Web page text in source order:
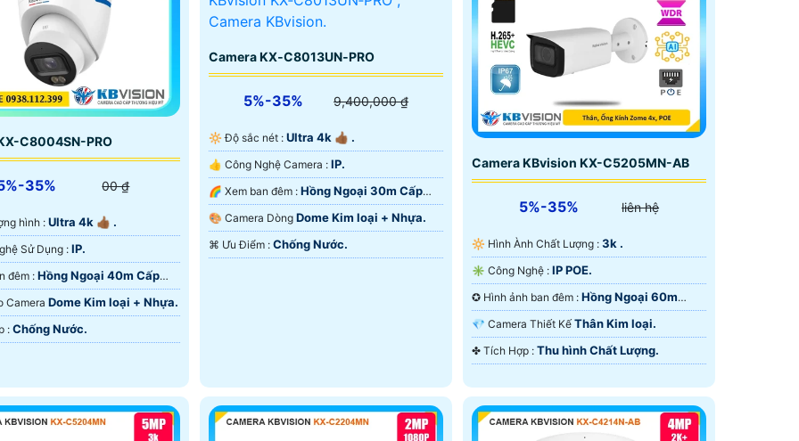
C8004SN-PRO
35% 00 ₫
hình : Ultra 4k 👍🏾 .
👍 Công Nghệ Sử Dụng : IP.
🌛 Xem ban đêm : Hồng Ngoại 40m Cấp
RJ45.
Camera Dome Kim loại + Nhựa.
️⌘ Tích Hợp : Chống Nước.
Camera KX‑C8013UN‑PRO
5%-35% 9,400,000 ₫
🔆 Độ sắc nét : Ultra 4k 👍🏾 .
👍 Công Nghệ Camera : IP.
🌈 Xem ban đêm : Hồng Ngoại 30m Cấp
Nguồn Qua RJ45.
🎨 Camera Dòng Dome Kim loại + Nhựa.
️⌘ Ưu Điểm : Chống Nước.
Camera KBvision KX-C5205MN-AB
5%-35% liên hệ
🔆 Hình Ành Chất Lượng : 3k .
✳️ Công Nghệ : IP POE.
✪ Hình ảnh ban đêm : Hồng Ngoại 60m
Hồng Ngoại Smart IR.
💎 Camera Thiết Kế Thân Kim loại.
️✤ Tích Hợp : Thu hình Chất Lượng.